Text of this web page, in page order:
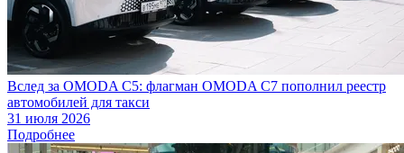
Вслед за OMODA C5: флагман OMODA C7 пополнил реестр
автомобилей для такси
31 июля 2026
Подробнее